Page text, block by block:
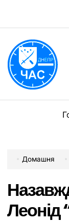
Домашня
Леонід